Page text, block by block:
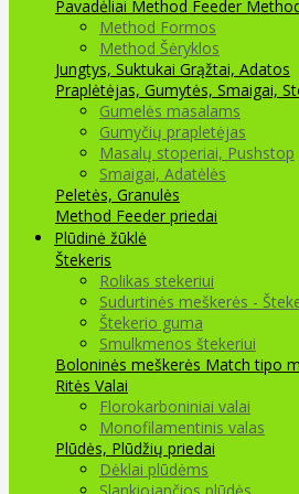
Pavadėliai Method Feeder
Method Formos
Method Šėryklos
Jungtys, Suktukai Grąžtai, Adatos
Praplėtėjas, Gumytės, Smaigai,
Gumelės masalams
Gumyčių prapletėjas
Masalų stoperiai, Pushstop
Smaigai, Adatėlės
Peletės, Granulės
Method Feeder priedai
Plūdinė žūklė
Štekeris
Rolikas stekeriui
Sudurtinės meškerės -
Štekerio guma
Smulkmenos štekeriui
Boloninės meškerės Match tipo
Ritės Valai
Florokarboniniai valai
Monofilamentinis valas
Plūdės, Plūdžių priedai
Dėklai plūdėms
Slankiojančios plūdės